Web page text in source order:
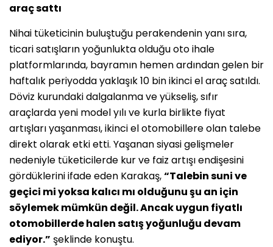
araç sattı
Nihai tüketicinin buluştuğu perakendenin yanı sıra,
ticari satışların yoğunlukta olduğu oto ihale
platformlarında, bayramın hemen ardından gelen bir
haftalık periyodda yaklaşık 10 bin ikinci el araç satıldı.
Döviz kurundaki dalgalanma ve yükseliş, sıfır
araçlarda yeni model yılı ve kurla birlikte fiyat
artışları yaşanması, ikinci el otomobillere olan talebe
direkt olarak etki etti. Yaşanan siyasi gelişmeler
nedeniyle tüketicilerde kur ve faiz artışı endişesini
gördüklerini ifade eden Karakaş,“Talebin suni ve
geçici mi yoksa kalıcı mı olduğunu şu an için
söylemek mümkün değil. Ancak uygun fiyatlı
otomobillerde halen satış yoğunluğu devam
ediyor.” şeklinde konuştu.